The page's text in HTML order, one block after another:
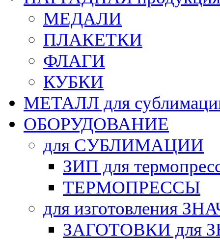
МЕДАЛИ
ПЛАКЕТКИ
ФЛАГИ
КУБКИ
МЕТАЛЛ для
ОБОРУДОВАНИЕ
для СУБЛИМАЦИИ
ЗИП для
ТЕРМОПРЕССЫ
для изготовления
ЗАГОТОВКИ для